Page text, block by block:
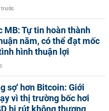
trước
MB: Tự tin hoàn thành
năm, có thể đạt mốc
hình thuận lợi
sợ' hơn Bitcoin: Giới
vì thị trường bốc hơi
bị rút không thương